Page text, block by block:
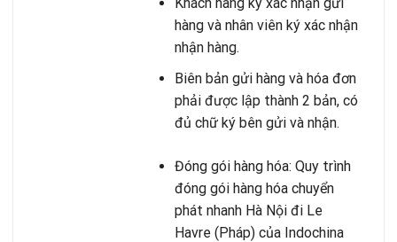
hàng và nhân viên ký xác nhận
nhận hàng.
Biên bản gửi hàng và hóa đơn
phải được lập thành 2 bản, có
đủ chữ ký bên gửi và nhận.
Đóng gói hàng hóa: Quy trình
đóng gói hàng hóa chuyển
phát nhanh Hà Nội đi Le
Havre (Pháp) của Indochina